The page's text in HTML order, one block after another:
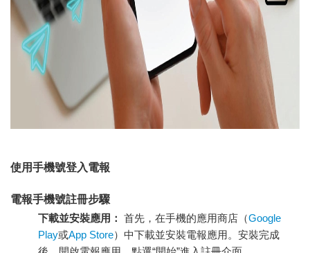
使用手機號登入電報
電報手機號註冊步驟
下載並安裝應用： 首先，在手機的應用商店（Google
Play或App Store）中下載並安裝電報應用。安裝完成